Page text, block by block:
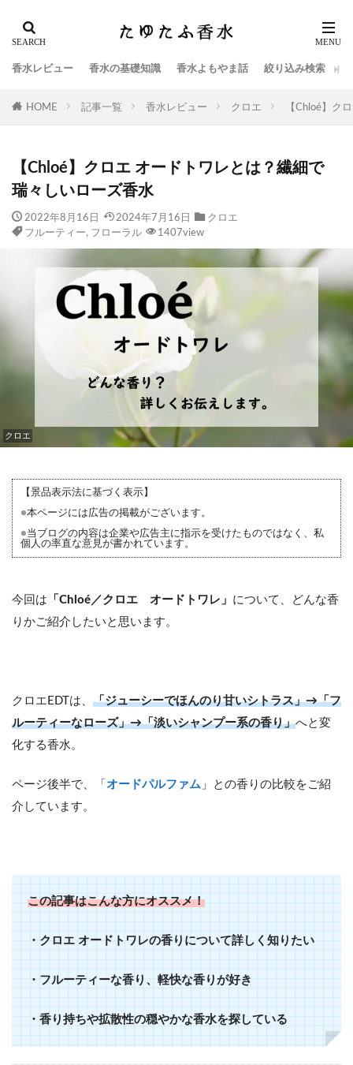
香水レビュー 香水の基礎知識 香水よもやま話 絞り込み検索
HOME 記事一覧 香水レビュー クロエ 【Chloé】ク
【Chloé】クロエ オードトワレとは？繊細で
瑞々しいローズ香水
2022年8月16日 2024年7月16日
クロエ
フルーティー, フローラル 1407view
クロエ
【景品表示法に基づく表示】
●本ページには広告の掲載がございます。
●当ブログの内容は企業や広告主に指示を受けたものではなく、私
個人の率直な意見が書かれています。
今回は 「Chloé／クロエ オードトワレ」 について、どんな香
りかご紹介したいと思います。
クロエEDTは、 「ジューシーでほんのり甘いシトラス」→「フ
ルーティーなローズ」→「淡いシャンプー系の香り」へと変
化する香水。
ページ後半で、「 オードパルファム 」との香りの比較をご紹
介しています。
この記事はこんな方にオススメ！
・クロエ オードトワレの香りについて詳しく知りたい
・フルーティーな香り、軽快な香りが好き
・香り持ちや拡散性の穏やかな香水を探している